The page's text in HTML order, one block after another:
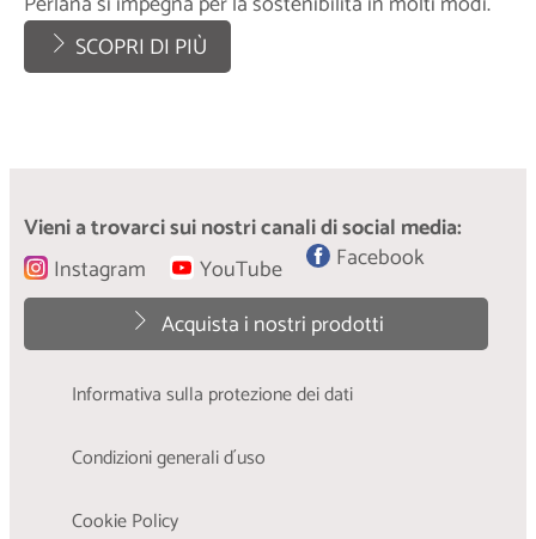
SCOPRI DI PIÙ
Vieni a trovarci sui nostri canali di social media:
Instagram
YouTube
Facebook
Acquista i nostri prodotti
Informativa sulla protezione dei dati
Condizioni generali d´uso
Cookie Policy